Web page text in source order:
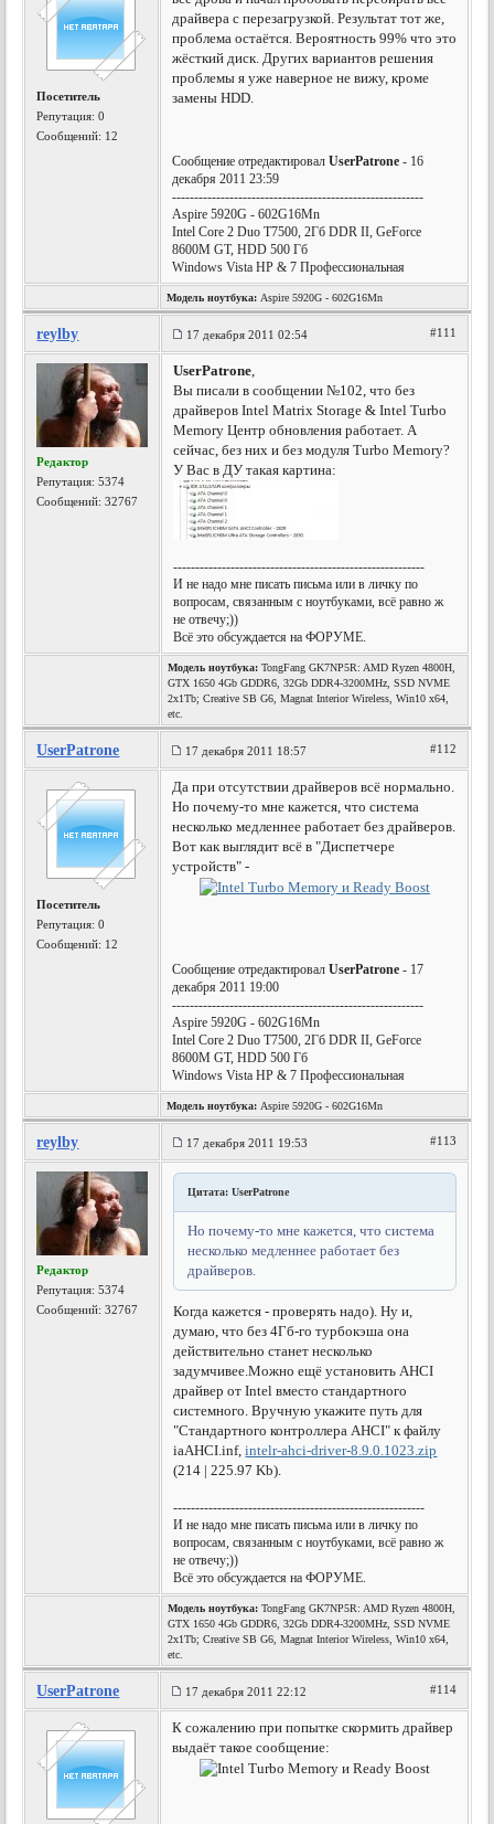
Посетитель
Репутация:0
Сообщений: 12
драйвера с перезагрузкой. Результат тот же,
проблема остаётся. Вероятность 99% что это
жёсткий диск. Других вариантов решения
проблемы я уже наверное не вижу, кроме
замены HDD.
Сообщение отредактировалUserPatrone - 16
декабря 2011 23:59
---------------------------------------------------------
Aspire 5920G - 602G16Mn
Intel Core 2 Duo T7500, 2Гб DDR II, GeForce
8600M GT, HDD 500 Гб
Windows Vista HP & 7 Профессиональная
Модель ноутбука: Aspire 5920G - 602G16Mn
reylby 17 декабря 2011 02:54 #111
Редактор
Репутация:5374
Сообщений: 32767
UserPatrone,
Вы писали в сообщении №102, что без
драйверов Intel Matrix Storage & Intel Turbo
Memory Центр обновления работает. А
сейчас, без них и без модуля Turbo Memory?
У Вас в ДУ такая картина:
---------------------------------------------------------
И не надо мне писать письма или в личку по
вопросам, связанным с ноутбуками, всё равно ж
не отвечу;))
Всё это обсуждается на ФОРУМЕ.
Модель ноутбука: TongFang GK7NP5R: AMD Ryzen 4800H,
GTX 1650 4Gb GDDR6, 32Gb DDR4-3200MHz, SSD NVME
2x1Tb; Creative SB G6, Magnat Interior Wireless, Win10 x64,
etc.
UserPatrone 17 декабря 2011 18:57 #112
Посетитель
Репутация:0
Сообщений: 12
Да при отсутствии драйверов всё нормально.
Но почему-то мне кажется, что система
несколько медленнее работает без драйверов.
Вот как выглядит всё в "Диспетчере
устройств" -
Сообщение отредактировалUserPatrone - 17
декабря 2011 19:00
---------------------------------------------------------
Aspire 5920G - 602G16Mn
Intel Core 2 Duo T7500, 2Гб DDR II, GeForce
8600M GT, HDD 500 Гб
Windows Vista HP & 7 Профессиональная
Модель ноутбука: Aspire 5920G - 602G16Mn
reylby 17 декабря 2011 19:53 #113
Редактор
Репутация:5374
Сообщений: 32767
Цитата: UserPatrone
Но почему-то мне кажется, что система
несколько медленнее работает без
драйверов.
Когда кажется - проверять надо). Ну и,
думаю, что без 4Гб-го турбокэша она
действительно станет несколько
задумчивее.Можно ещё установить AHCI
драйвер от Intel вместо стандартного
системного. Вручную укажите путь для
"Стандартного контроллера AHCI" к файлу
iaAHCI.inf,intelr-ahci-driver-8.9.0.1023.zip
(214 | 225.97 Kb).
---------------------------------------------------------
И не надо мне писать письма или в личку по
вопросам, связанным с ноутбуками, всё равно ж
не отвечу;))
Всё это обсуждается на ФОРУМЕ.
Модель ноутбука: TongFang GK7NP5R: AMD Ryzen 4800H,
GTX 1650 4Gb GDDR6, 32Gb DDR4-3200MHz, SSD NVME
2x1Tb; Creative SB G6, Magnat Interior Wireless, Win10 x64,
etc.
UserPatrone 17 декабря 2011 22:12 #114
К сожалению при попытке скормить драйвер
выдаёт такое сообщение: